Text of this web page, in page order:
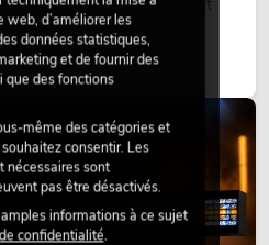
soit dans les hôtels, les
les immeubles de
une végétalisation de
partie intégrante des concepts
web, d’améliorer les
données statistiques,
et de fournir des
que des fonctions
même des catégories et
consentir. Les
nécessaires sont
pas être désactivés.
informations à ce sujet
confidentialité.